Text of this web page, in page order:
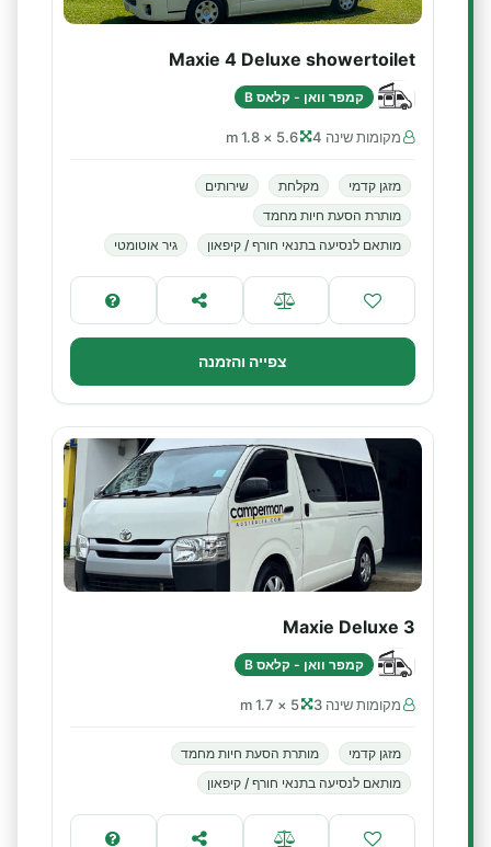
Maxie 4 Deluxe showertoilet
קמפר וואן - קלאס B
מקומות שינה 4 5.6 × 1.8 m
מזגן קדמי מקלחת
שירותים
מותרת הסעת חיות מחמד
מותאם לנסיעה בתנאי חורף / קיפאון
גיר אוטומטי
צפייה והזמנה
Maxie Deluxe 3
קמפר וואן - קלאס B
מקומות שינה 3 5 × 1.7 m
מזגן קדמי
מותרת הסעת חיות מחמד
מותאם לנסיעה בתנאי חורף / קיפאון